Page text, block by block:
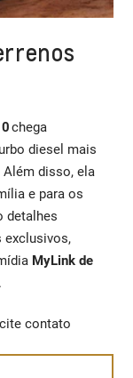
chega
diesel mais
disso, ela
e para os
detalhes
exclusivos,
MyLink de
contato